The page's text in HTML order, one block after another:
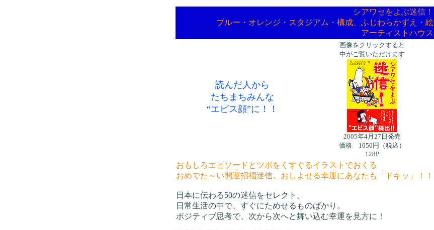
シアワセをよぶ迷信！
ブルー・オレンジ・スタジアム・構成、ふじわらかずえ・絵
アーティストハウス
読んだ人から
たちまちみんな
“エビス顔”に！！
画像をクリックすると
中がご覧いただけます
2005年4月27日発売
価格 1050円（税込）
128P
おもしろエピソードとツボをくすぐるイラストでおくる
おめでた～い開運招福迷信。おしよせる幸運にあなたも「ドキッ」！！
日本に伝わる50の迷信をセレクト。
日常生活の中で、すぐにためせるものばかり。
ポジティブ思考で、次から次へと舞い込む幸運を見方に！